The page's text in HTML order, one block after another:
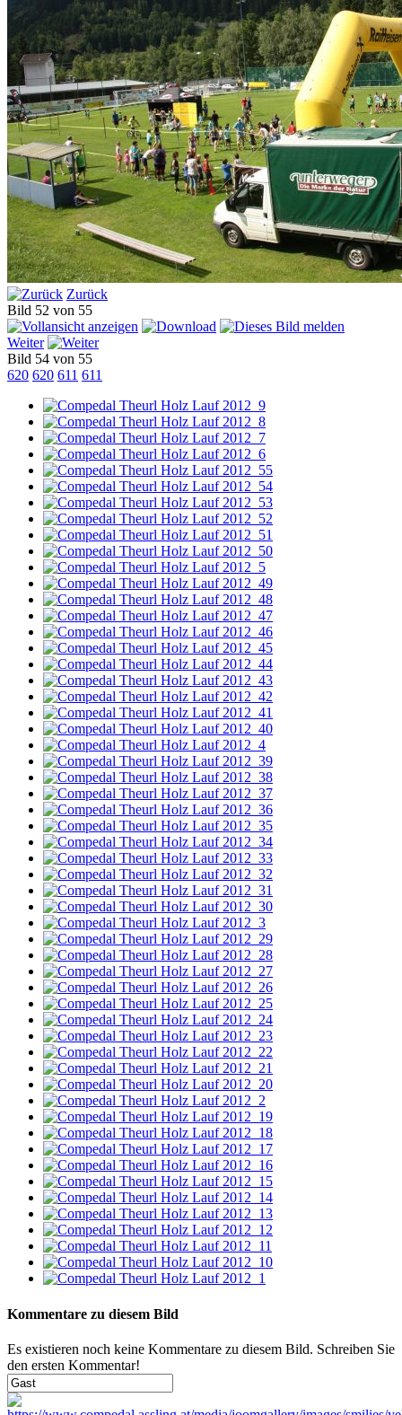
Zurück
Bild 52 von 55
Weiter
Bild 54 von 55
620 620 611 611
Kommentare zu diesem Bild
Es existieren noch keine Kommentare zu diesem Bild. Schreiben Sie
den ersten Kommentar!